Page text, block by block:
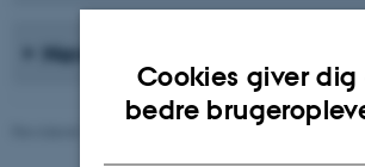
Navitas
Kontakt studievejledningen
Cookies giver dig
bedre